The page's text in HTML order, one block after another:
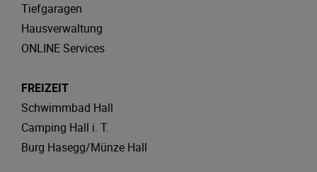
Tiefgaragen
Hausverwaltung
ONLINE Services
FREIZEIT
Schwimmbad Hall
Camping Hall i. T.
Burg Hasegg/Münze Hall